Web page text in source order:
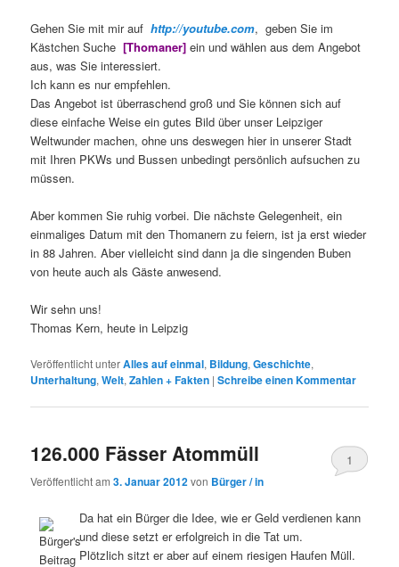
Gehen Sie mit mir aufhttp://youtube.com, geben Sie im
Kästchen Suche[Thomaner] ein und wählen aus dem Angebot
aus, was Sie interessiert.
Ich kann es nur empfehlen.
Das Angebot ist überraschend groß und Sie können sich auf
diese einfache Weise ein gutes Bild über unser Leipziger
Weltwunder machen, ohne uns deswegen hier in unserer Stadt
mit Ihren PKWs und Bussen unbedingt persönlich aufsuchen zu
müssen.
Aber kommen Sie ruhig vorbei. Die nächste Gelegenheit, ein
einmaliges Datum mit den Thomanern zu feiern, ist ja erst wieder
in 88 Jahren. Aber vielleicht sind dann ja die singenden Buben
von heute auch als Gäste anwesend.
Wir sehn uns!
Thomas Kern, heute in Leipzig
Veröffentlicht unterAlles auf einmal, Bildung,Geschichte,
Unterhaltung,Welt,Zahlen + Fakten |Schreibe einen Kommentar
126.000 Fässer Atommüll
Veröffentlicht am3. Januar 2012von Bürger / in
1
Da hat ein Bürger die Idee, wie er Geld verdienen kann
und diese setzt er erfolgreich in die Tat um.
Plötzlich sitzt er aber auf einem riesigen Haufen Müll.